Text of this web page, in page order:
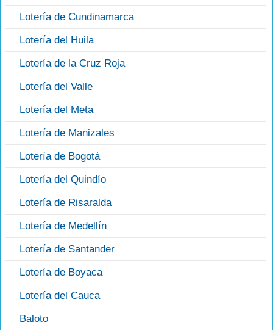
Lotería de Cundinamarca
Lotería del Huila
Lotería de la Cruz Roja
Lotería del Valle
Lotería del Meta
Lotería de Manizales
Lotería de Bogotá
Lotería del Quindío
Lotería de Risaralda
Lotería de Medellín
Lotería de Santander
Lotería de Boyaca
Lotería del Cauca
Baloto